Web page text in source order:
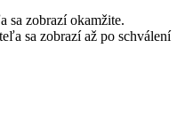
sa zobrazí okamžite.
sa zobrazí až po schválení